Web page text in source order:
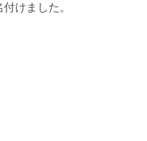
けました。